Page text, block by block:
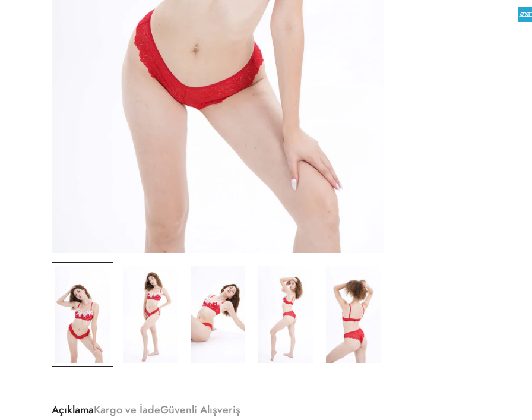
AçıklamaKargo ve İadeGüvenli Alışveriş
Confirm your age
Are you 18 years old or older?
No, I'm not